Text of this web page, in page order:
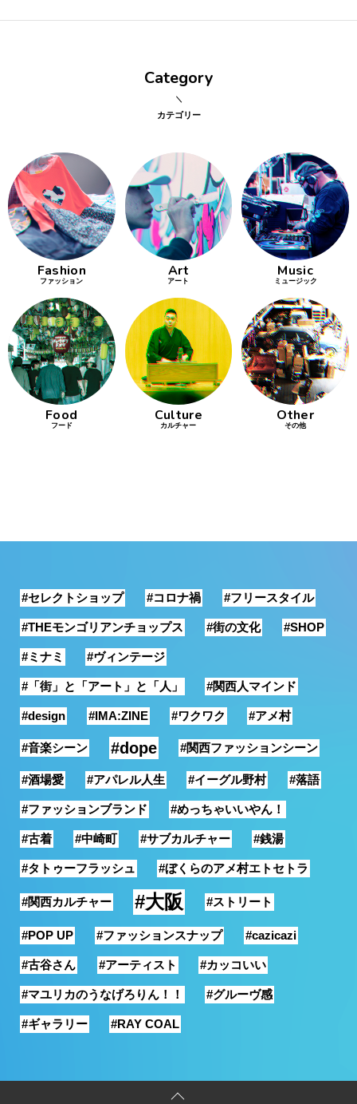
の絵で
ツを作
る
りどり
文化
バファ
ズのキ
ャップ
頓堀
Category
カテゴリー
Fashion
ファッション
Art
アート
Music
ミュージック
Food
フード
Culture
カルチャー
Other
その他
#セレクトショップ #コロナ禍 #フリースタイル
#THEモンゴリアンチョップス #街の文化 #SHOP
#ミナミ #ヴィンテージ
#「街」と「アート」と「人」 #関西人マインド
#design #IMA:ZINE #ワクワク #アメ村
#音楽シーン #dope #関西ファッションシーン
#酒場愛 #アパレル人生 #イーグル野村 #落語
#ファッションブランド #めっちゃいいやん！
#古着 #中崎町 #サブカルチャー #銭湯
#タトゥーフラッシュ #ぼくらのアメ村エトセトラ
#関西カルチャー #大阪 #ストリート
#POP UP #ファッションスナップ #cazicazi
#古谷さん #アーティスト #カッコいい
#マユリカのうなげろりん！！ #グルーヴ感
#ギャラリー #RAY COAL